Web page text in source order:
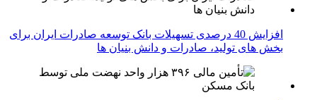
افزایش 40 درصدی تسهیلات بانک توسعه صادرات ایران برای
بخش های تولید، صادرات و دانش بنیان ها